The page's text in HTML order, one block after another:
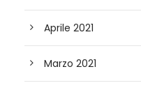
Aprile 2021
Marzo 2021